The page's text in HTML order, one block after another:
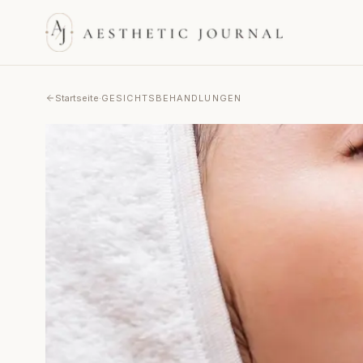
Startseite·GESICHTSBEHANDLUNGEN